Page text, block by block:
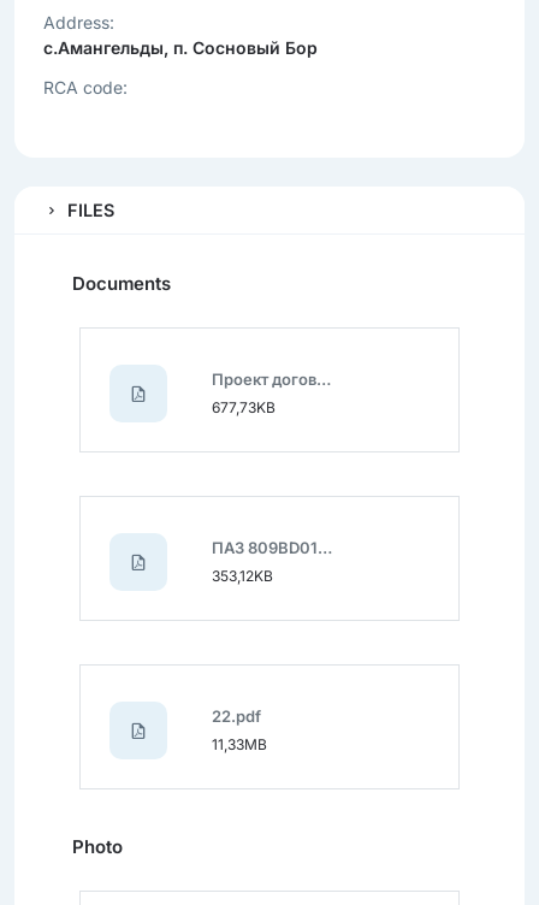
Address:
с.Амангельды, п. Сосновый Бор
RCA code:
FILES
Documents
Проект договора.pdf
677,73KB
ПАЗ 809BD01.pdf
353,12KB
22.pdf
11,33MB
Photo